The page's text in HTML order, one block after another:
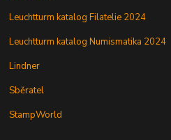
Leuchtturm katalog Filatelie 2024
Leuchtturm katalog Numismatika 2024
Lindner
Sběratel
StampWorld